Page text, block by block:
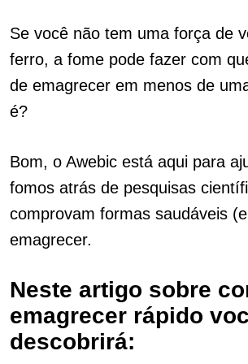
Se você não tem uma força de
ferro, a fome pode fazer com
de emagrecer em menos de
é?
Bom, o Awebic está aqui para
fomos atrás de pesquisas
comprovam formas saudáveis
emagrecer.
Neste artigo sobre
emagrecer rápido
descobrirá: